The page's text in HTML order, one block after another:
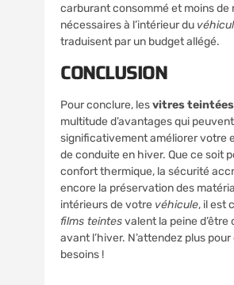
carburant consommé et moins de
nécessaires à l’intérieur du
traduisent par un budget allégé.
CONCLUSION
Pour conclure, lesvitres teintées
multitude d’avantages qui peuvent
significativement améliorer votre
de conduite en hiver. Que ce soit
confort thermique, la sécurité
encore la préservation des
intérieurs de votre véhicule, il est
films teintesvalent la peine d’être
avant l’hiver. N’attendez plus
besoins !